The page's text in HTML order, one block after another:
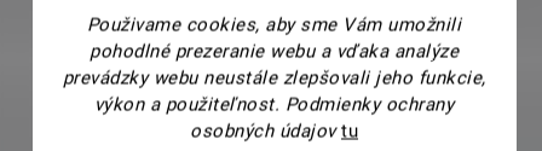
Použivame cookies, aby sme Vám umožnili
pohodlné prezeranie webu a vďaka analýze
prevádzky webu neustále zlepšovali jeho funkcie,
výkon a použiteľnost. Podmienky ochrany
osobných údajov tu